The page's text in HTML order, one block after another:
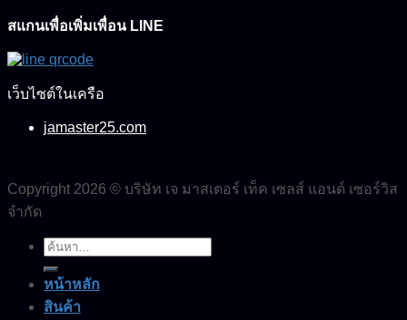
สแกนเพื่อเพิ่มเพื่อน LINE
เว็บไซต์ในเครือ
jamaster25.com
Copyright 2026 © บริษัท เจ มาสเตอร์ เท็ค เซลส์ แอนด์ เซอร์วิส
จำกัด
ค้นหา:
หน้าหลัก
สินค้า